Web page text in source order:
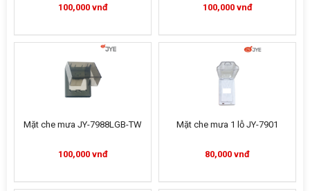
100,000 vnđ 100,000 vnđ
Mặt che mưa JY-7988LGB-TW
100,000 vnđ
Mặt che mưa 1 lỗ JY-7901
80,000 vnđ